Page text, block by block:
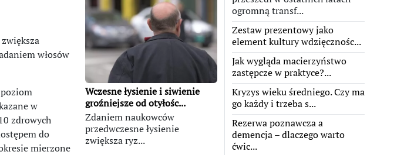
włosów
w
zdrowych
do
mierzone
Wczesne łysienie i siwienie
groźniejsze od otyłośc...
Zdaniem naukowców
przedwczesne łysienie
zwiększa ryz...
ogromną transf...
Zestaw prezentowy jako
element kultury wdzięcznośc...
Jak wygląda macierzyństwo
zastępcze w praktyce?...
Kryzys wieku średniego. Czy ma
go każdy i trzeba s...
Rezerwa poznawcza a
demencja – dlaczego warto
ćwic...